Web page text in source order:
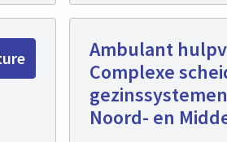
Ambulant
Complexe
Noord- en